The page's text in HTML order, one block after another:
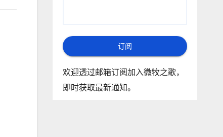
订阅
欢迎透过邮箱订阅加入微牧之歌，
即时获取最新通知。